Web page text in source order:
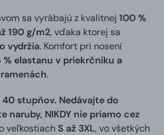
sa vyrábajú z kvalitnej 100 %
190 g/m2, vďaka ktorej sa
vydržia. Komfort pri nosení
% elastanu v priekrčníku a
.
40 stupňov. Nedávajte do
naruby, NIKDY nie priamo cez
veľkostiach S až 3XL, vo všetkých